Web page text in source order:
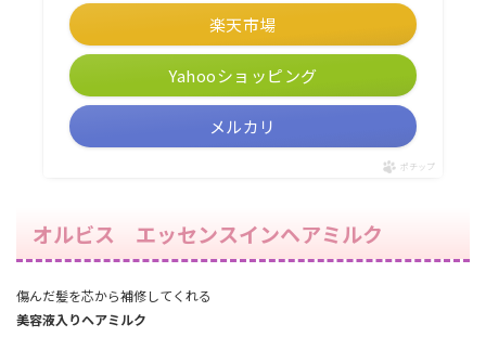
楽天市場
Yahooショッピング
メルカリ
ポチップ
オルビス エッセンスインヘアミルク
傷んだ髪を芯から補修してくれる
美容液入りヘアミルク